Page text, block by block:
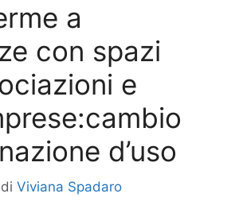
a
con spazi
e
d’uso
di Viviana Spadaro